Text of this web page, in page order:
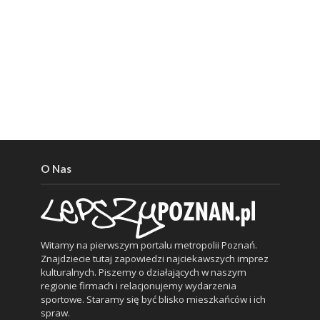
O Nas
Witamy na pierwszym portalu metropolii Poznań.
Znajdziecie tutaj zapowiedzi najciekawszych imprez
kulturalnych. Piszemy o działających w naszym
regionie firmach i relacjonujemy wydarzenia
sportowe. Staramy się być blisko mieszkańców i ich
spraw.